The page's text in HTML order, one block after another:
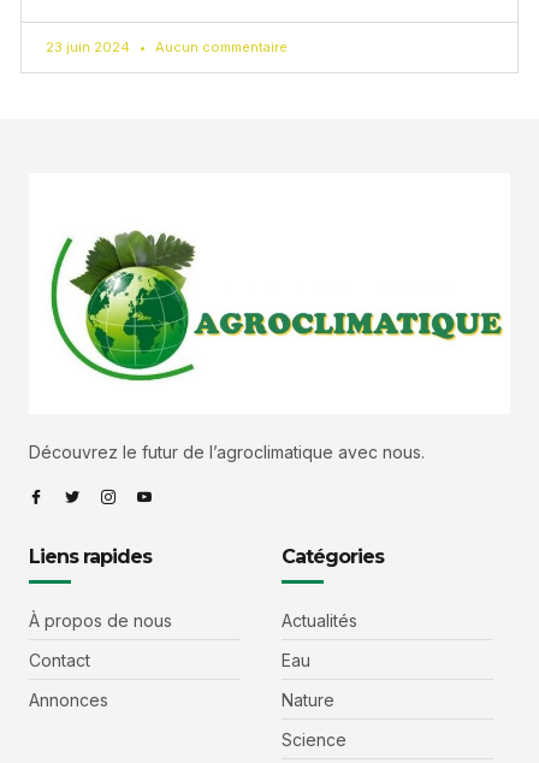
23 juin 2024 Aucun commentaire
Découvrez le futur de l’agroclimatique avec nous.
Liens rapides
À propos de nous
Contact
Annonces
Catégories
Actualités
Eau
Nature
Science